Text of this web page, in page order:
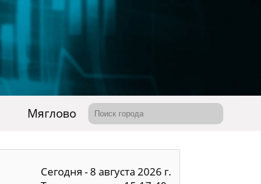
Мяглово
Сегодня - 8 августа 2026 г.